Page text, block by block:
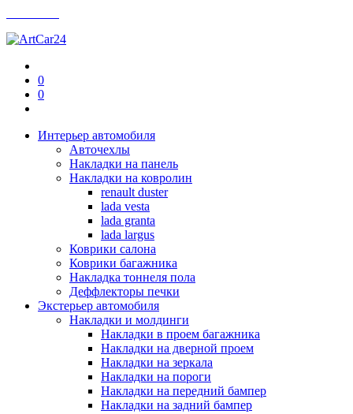
0
0
Интерьер автомобиля
Авточехлы
Накладки на панель
Накладки на ковролин
renault duster
lada vesta
lada granta
lada largus
Коврики салона
Коврики багажника
Накладка тоннеля пола
Деффлекторы печки
Экстерьер автомобиля
Накладки и молдинги
Накладки в проем багажника
Накладки на дверной проем
Накладки на зеркала
Накладки на пороги
Накладки на передний бампер
Накладки на задний бампер